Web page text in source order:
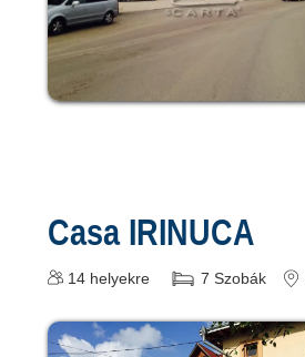
Casa IRINUCA
14 helyekre 7 Szobák